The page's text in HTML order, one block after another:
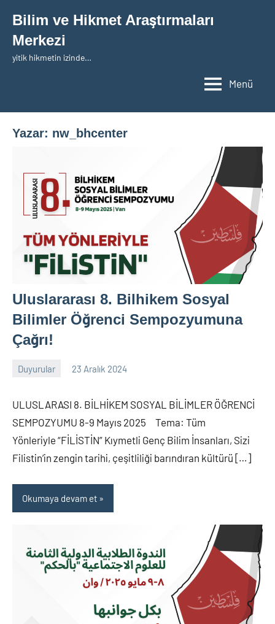
geçBilim ve Hikmet Araştırmaları
Merkezi
yitik hikmetin izinde…
Menü
Yazar: nw_bhcenter
Uluslararası 8. Bilhikem Sosyal
Bilimler Öğrenci Sempozyumuna
Çağrı!
Duyurular 23 Aralık 2024
nw_bhcenter
ULUSLARASI 8. BİLHİKEM SOSYAL BİLİMLER ÖĞRENCİ
SEMPOZYUMU 8-9 Mayıs 2025 Tema: Tüm
Yönleriyle “FİLİSTİN” Kıymetli Genç Bilim İnsanları, Sizi
Filistin’in zengin tarihi, çeşitliliği barındıran kültürü […]
Okumaya devam et